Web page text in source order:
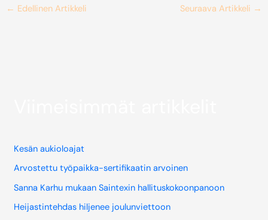
← Edellinen Artikkeli Seuraava Artikkeli →
Kesän aukioloajat
Arvostettu työpaikka-sertifikaatin arvoinen
Sanna Karhu mukaan Saintexin hallituskokoonpanoon
Heijastintehdas hiljenee joulunviettoon